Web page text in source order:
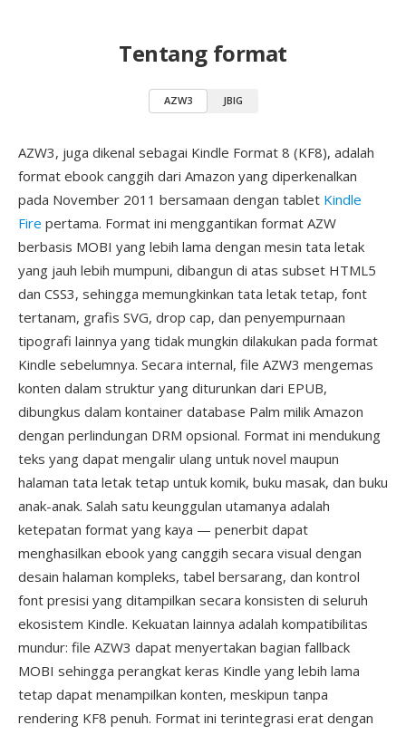
Tentang format
AZW3 JBIG
AZW3, juga dikenal sebagai Kindle Format 8 (KF8), adalah
format ebook canggih dari Amazon yang diperkenalkan
pada November 2011 bersamaan dengan tablet Kindle
Fire pertama. Format ini menggantikan format AZW
berbasis MOBI yang lebih lama dengan mesin tata letak
yang jauh lebih mumpuni, dibangun di atas subset HTML5
dan CSS3, sehingga memungkinkan tata letak tetap, font
tertanam, grafis SVG, drop cap, dan penyempurnaan
tipografi lainnya yang tidak mungkin dilakukan pada format
Kindle sebelumnya. Secara internal, file AZW3 mengemas
konten dalam struktur yang diturunkan dari EPUB,
dibungkus dalam kontainer database Palm milik Amazon
dengan perlindungan DRM opsional. Format ini mendukung
teks yang dapat mengalir ulang untuk novel maupun
halaman tata letak tetap untuk komik, buku masak, dan buku
anak-anak. Salah satu keunggulan utamanya adalah
ketepatan format yang kaya — penerbit dapat
menghasilkan ebook yang canggih secara visual dengan
desain halaman kompleks, tabel bersarang, dan kontrol
font presisi yang ditampilkan secara konsisten di seluruh
ekosistem Kindle. Kekuatan lainnya adalah kompatibilitas
mundur: file AZW3 dapat menyertakan bagian fallback
MOBI sehingga perangkat keras Kindle yang lebih lama
tetap dapat menampilkan konten, meskipun tanpa
rendering KF8 penuh. Format ini terintegrasi erat dengan